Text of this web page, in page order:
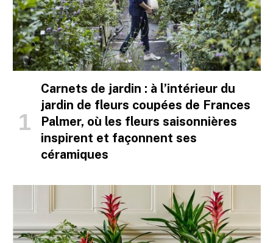
Carnets de jardin : à l’intérieur du
jardin de fleurs coupées de Frances
Palmer, où les fleurs saisonnières
inspirent et façonnent ses
céramiques